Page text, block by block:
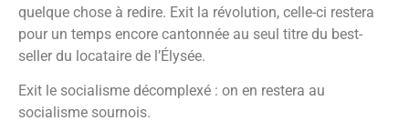
quelque chose à redire. Exit la révolution, celle-ci restera
pour un temps encore cantonnée au seul titre du best-
seller du locataire de l’Élysée.
Exit le socialisme décomplexé : on en restera au
socialisme sournois.